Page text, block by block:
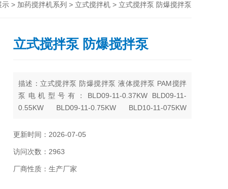
示 > 加药搅拌机系列 > 立式搅拌机 > 立式搅拌泵 防爆搅拌泵
立式搅拌泵 防爆搅拌泵
描述：立式搅拌泵 防爆搅拌泵 液体搅拌泵 PAM搅拌
泵电机型号有：BLD09-11-0.37KW BLD09-11-
0.55KW BLD09-11-0.75KW BLD10-11-075KW
1.1KW BLD10-17-1.5KW
更新时间：2026-07-05
访问次数：2963
厂商性质：生产厂家